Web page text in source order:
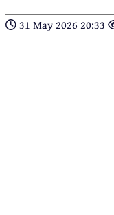
31 May 2026 20:33